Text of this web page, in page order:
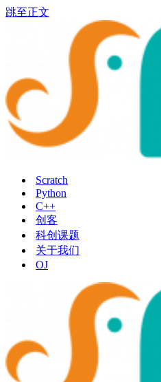
跳至正文
Scratch
Python
C++
创客
科创课题
关于我们
OJ